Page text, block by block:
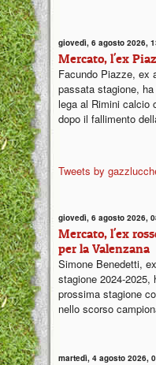
giovedì, 6 agosto 2026,
Mercato, l'ex
Facundo Piazze, ex
passata stagione,
lega al Rimini calcio
dopo il fallimento
Tweets by
giovedì, 6 agosto 2026,
Mercato, l'ex
per la Valenzana
Simone Benedetti,
stagione 2024-
prossima stagione
nello scorso
martedì, 4 agosto 2026,